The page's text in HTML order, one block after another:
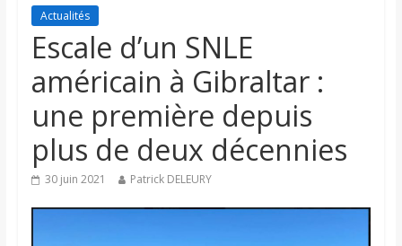
Actualités
Escale d’un SNLE
américain à Gibraltar :
une première depuis
plus de deux décennies
30 juin 2021 Patrick DELEURY